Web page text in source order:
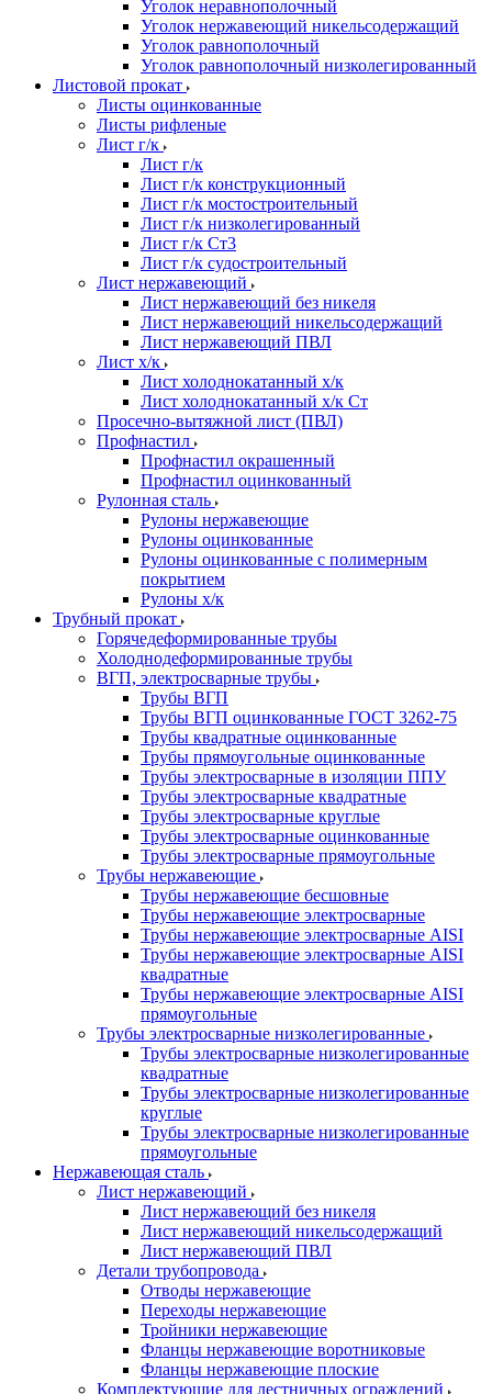
Уголок неравнополочный
Уголок нержавеющий никельсодержащий
Уголок равнополочный
Уголок равнополочный низколегированный
Листовой прокат
Листы оцинкованные
Листы рифленые
Лист г/к
Лист г/к
Лист г/к конструкционный
Лист г/к мостостроительный
Лист г/к низколегированный
Лист г/к Ст3
Лист г/к судостроительный
Лист нержавеющий
Лист нержавеющий без никеля
Лист нержавеющий никельсодержащий
Лист нержавеющий ПВЛ
Лист х/к
Лист холоднокатанный х/к
Лист холоднокатанный х/к Ст
Просечно-вытяжной лист (ПВЛ)
Профнастил
Профнастил окрашенный
Профнастил оцинкованный
Рулонная сталь
Рулоны нержавеющие
Рулоны оцинкованные
Рулоны оцинкованные с полимерным
покрытием
Рулоны х/к
Трубный прокат
Горячедеформированные трубы
Холоднодеформированные трубы
ВГП, электросварные трубы
Трубы ВГП
Трубы ВГП оцинкованные ГОСТ 3262-75
Трубы квадратные оцинкованные
Трубы прямоугольные оцинкованные
Трубы электросварные в изоляции ППУ
Трубы электросварные квадратные
Трубы электросварные круглые
Трубы электросварные оцинкованные
Трубы электросварные прямоугольные
Трубы нержавеющие
Трубы нержавеющие бесшовные
Трубы нержавеющие электросварные
Трубы нержавеющие электросварные AISI
Трубы нержавеющие электросварные AISI
квадратные
Трубы нержавеющие электросварные AISI
прямоугольные
Трубы электросварные низколегированные
Трубы электросварные низколегированные
квадратные
Трубы электросварные низколегированные
круглые
Трубы электросварные низколегированные
прямоугольные
Нержавеющая сталь
Лист нержавеющий
Лист нержавеющий без никеля
Лист нержавеющий никельсодержащий
Лист нержавеющий ПВЛ
Детали трубопровода
Отводы нержавеющие
Переходы нержавеющие
Тройники нержавеющие
Фланцы нержавеющие воротниковые
Фланцы нержавеющие плоские
Комплектующие для лестничных ограждений